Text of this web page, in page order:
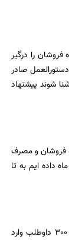
فروشان را درگیر
صادر
شوند پیشنهاد
فروشان و مصرف
داده ایم به تا
آقای منظور : ثبت نامی از هفته مالیات بوده کسانی که علاقمند بوده و داوطلبان وارد سامانه شده اند تا به امروز ۵هزار و ۳۰۰ داوطلب وارد